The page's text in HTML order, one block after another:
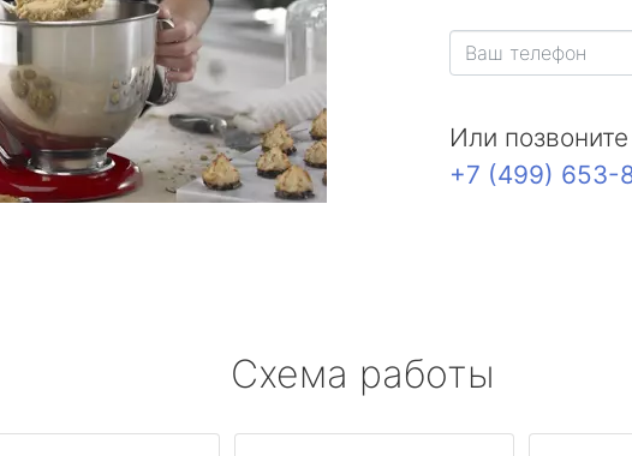
Или
+7 (499) 653-
Схема работы